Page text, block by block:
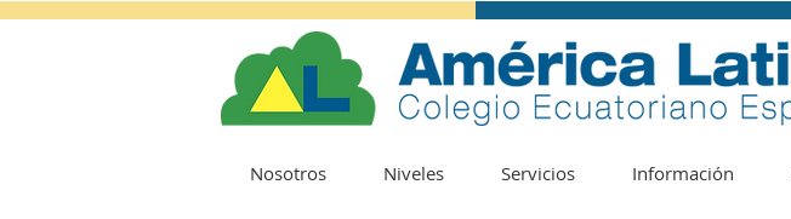
Nosotros Niveles Servicios Información